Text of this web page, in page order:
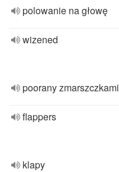
polowanie na głowę
wizened
poorany zmarszczkami
flappers
klapy